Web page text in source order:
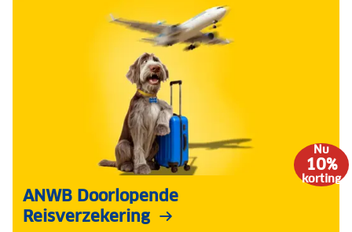
Nu
10%
korting
ANWB Doorlopende
Reisverzekering